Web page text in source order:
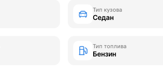
Тип кузова
Седан
Тип топлива
Бензин